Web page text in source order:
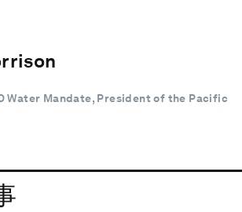
Water Mandate, President of the Pacific